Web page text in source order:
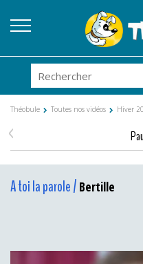
Théobule Toutes nos vidéos Hiver
<
A toi la parole / Bertille